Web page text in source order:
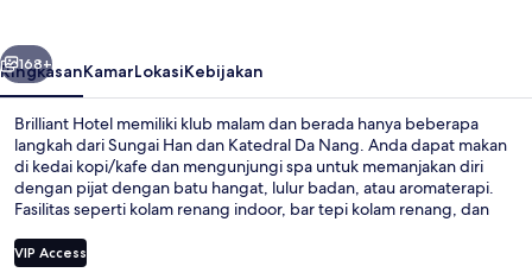
Berikutnya
168+
RingkasanKamarLokasiKebijakan
Brilliant Hotel memiliki klub malam dan berada hanya beberapa
langkah dari Sungai Han dan Katedral Da Nang. Anda dapat makan
di kedai kopi/kafe dan mengunjungi spa untuk memanjakan diri
dengan pijat dengan batu hangat, lulur badan, atau aromaterapi.
Fasilitas seperti kolam renang indoor, bar tepi kolam renang, dan
hal baik tentang staf.
VIP Access